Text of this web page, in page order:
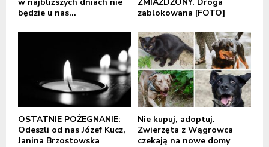
będzie u nas...
zablokowana [FOTO]
OSTATNIE POŻEGNANIE:
Odeszli od nas Józef Kucz,
Janina Brzostowska
Nie kupuj, adoptuj.
Zwierzęta z Wągrowca
czekają na nowe domy